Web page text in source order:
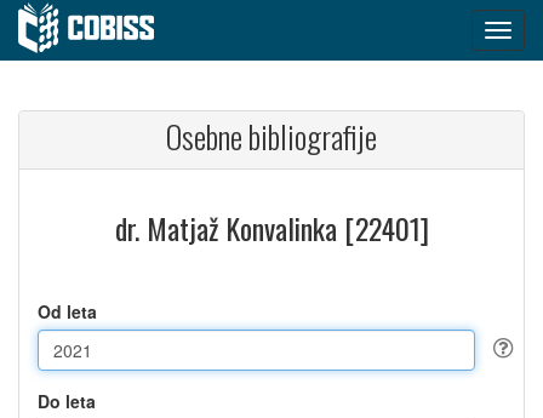
Osebne bibliografije
dr. Matjaž Konvalinka [22401]
Od leta
Do leta